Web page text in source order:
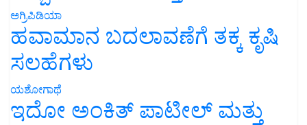
ಅಗ್ರಿಪಿಡಿಯಾ
ಹವಾಮಾನ ಬದಲಾವಣೆಗೆ ತಕ್ಕ ಕೃಷಿ
ಸಲಹೆಗಳು
ಯಶೋಗಾಥೆ
ಇದೋ ಅಂಕಿತ್ ಪಾಟೀಲ್ ಮತ್ತು